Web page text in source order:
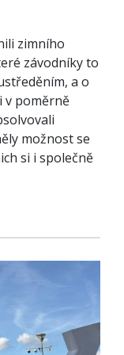
zimního
závodníky to
a o
v poměrně
možnost se
si i společně